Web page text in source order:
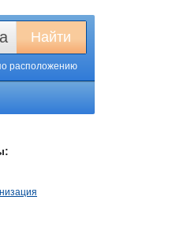
Найти
расположению